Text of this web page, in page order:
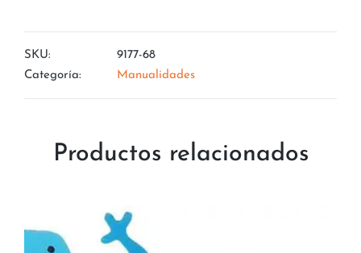
SKU:
9177-68
Categoría:
Manualidades
Productos relacionados